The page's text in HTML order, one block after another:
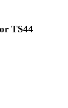
TS44